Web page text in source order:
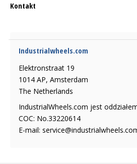
Kontakt
Industrialwheels.com
Elektronstraat 19
1014 AP, Amsterdam
The Netherlands
IndustrialWheels.com jest
COC: No.33220614
E-mail: